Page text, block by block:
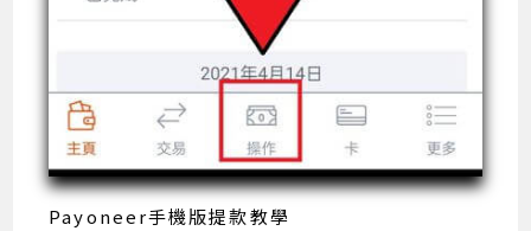
Payoneer手機版提款教學